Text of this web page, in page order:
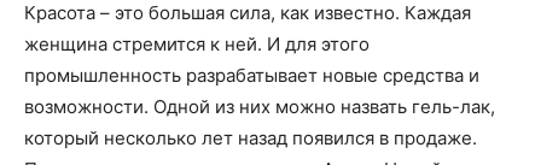
Красота – это большая сила, как известно. Каждая
женщина стремится к ней. И для этого
промышленность разрабатывает новые средства и
возможности. Одной из них можно назвать гель-лак,
который несколько лет назад появился в продаже.